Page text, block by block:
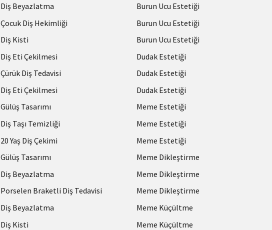
Diş Beyazlatma
Çocuk Diş Hekimliği
Diş Kisti
Diş Eti Çekilmesi
Çürük Diş Tedavisi
Diş Eti Çekilmesi
Gülüş Tasarımı
Diş Taşı Temizliği
20 Yaş Diş Çekimi
Gülüş Tasarımı
Diş Beyazlatma
Porselen Braketli Diş Tedavisi
Diş Beyazlatma
Diş Kisti
Burun Ucu Estetiği
Burun Ucu Estetiği
Burun Ucu Estetiği
Dudak Estetiği
Dudak Estetiği
Dudak Estetiği
Meme Estetiği
Meme Estetiği
Meme Estetiği
Meme Dikleştirme
Meme Dikleştirme
Meme Dikleştirme
Meme Küçültme
Meme Küçültme